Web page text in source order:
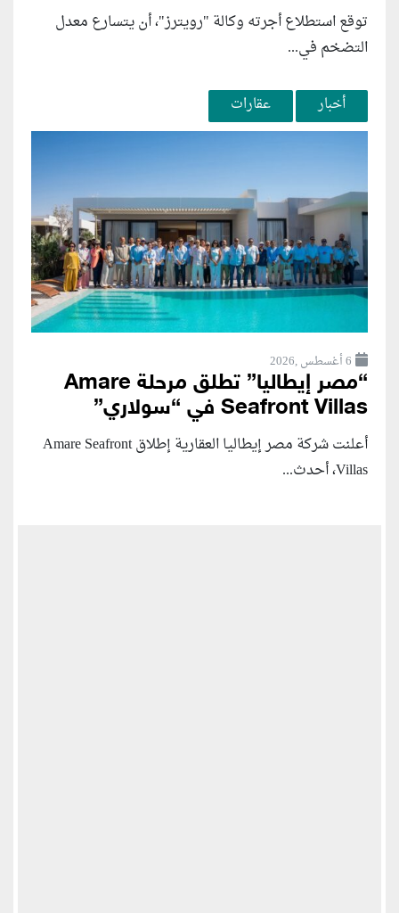
توقع استطلاع أجرته وكالة "رويترز"، أن يتسارع ‌معدل
التضخم في...
أخبار عقارات
6 أغسطس ,2026
“مصر إيطاليا” تطلق مرحلة Amare
Seafront Villas في “سولاري”
أعلنت شركة مصر إيطاليا العقارية إطلاق Amare Seafront
Villas، أحدث...